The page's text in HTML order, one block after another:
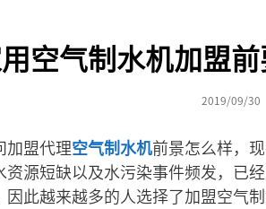
空气制水机加盟前
2019/09/30
加盟代理空气制水机前景怎么样，
源短缺以及水污染事件频发，已
此越来越多的人选择了加盟空气制